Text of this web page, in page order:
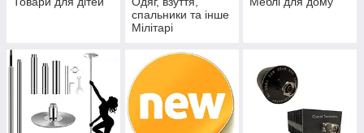
спальники та інше
Мілітарі